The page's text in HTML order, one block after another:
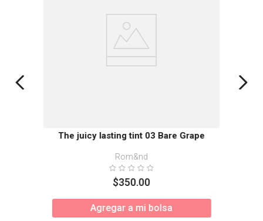
The juicy lasting tint 03 Bare Grape
Rom&nd
$350.00
Agregar a mi bolsa